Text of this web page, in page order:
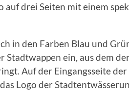
drei Seiten mit einem
in den Farben Blau und
ein, aus dem
Auf der Eingangsseite
Logo der